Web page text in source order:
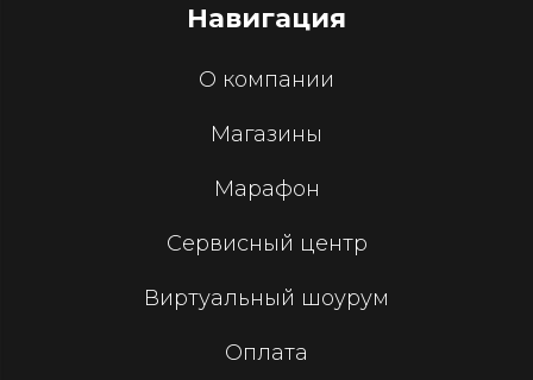
Навигация
О компании
Магазины
Марафон
Сервисный центр
Виртуальный шоурум
Оплата